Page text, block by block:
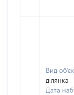
Вид
ділянка
Дата